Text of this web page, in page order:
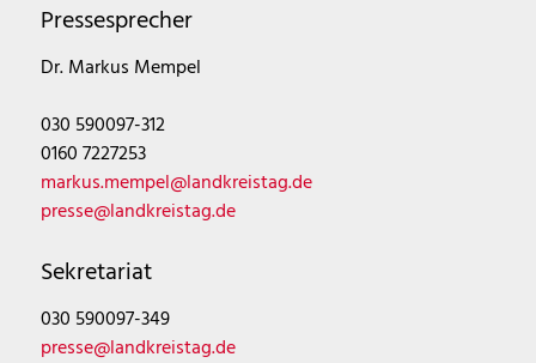
Pressesprecher
Dr. Markus Mempel
030 590097-312
0160 7227253
markus.mempel@landkreistag.de
presse@landkreistag.de
Sekretariat
030 590097-349
presse@landkreistag.de